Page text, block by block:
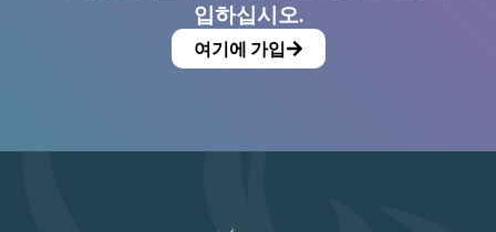
입하십시오.
여기에 가입